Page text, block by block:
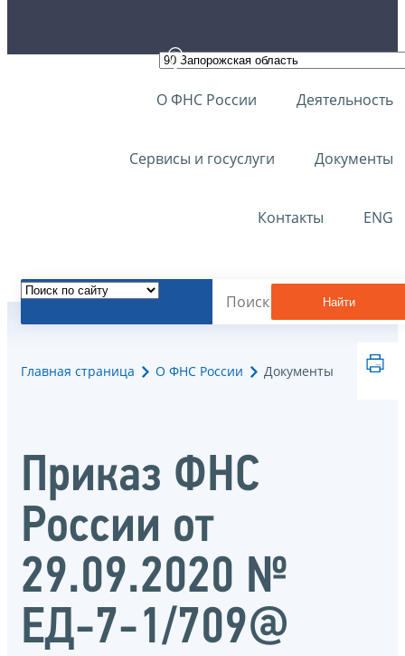
О ФНС России Деятельность
Сервисы и госуслуги Документы
Контакты ENG
Найти
Главная страница О ФНС России Документы
Приказ ФНС
России от
29.09.2020 №
ЕД-7-1/709@